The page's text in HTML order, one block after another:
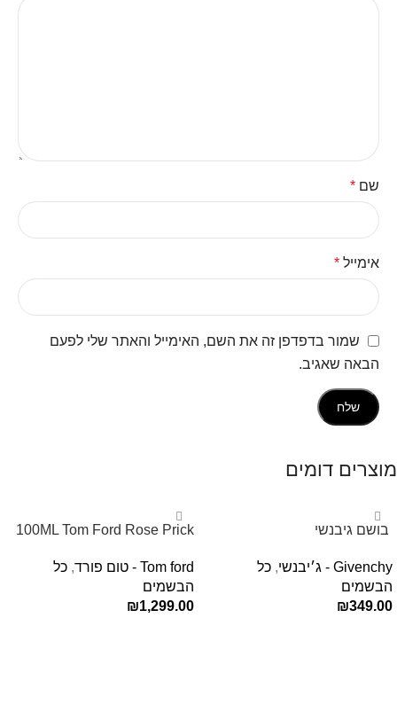
שם *
אימייל *
שמור בדפדפן זה את השם, האימייל והאתר שלי לפעם
הבאה שאגיב.
מוצרים דומים
‏ בושם גיבנשי
E.D.P 80ml ‏
Givenchy - ג׳יבנשי , כל
הבשמים
₪349.00
100ML Tom Ford Rose Prick
Tom ford - טום פורד
, כל
הבשמים
₪1,299.00